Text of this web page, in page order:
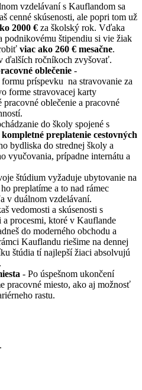
vzdelávaní s Kauflandom sa
cenné skúsenosti, ale popri tom už
2000 € za školský rok. Vďaka
podnikovému štipendiu si vie žiak
viac ako 260 € mesačne.
ďalších ročníkoch zvyšovať.
oblečenie -
príspevku na stravovanie za
forme stravovacej karty
pracovné oblečenie a pracovné
do školy spojené s
kompletné preplatenie cestovných
bydliska do strednej školy a
vyučovania, prípadne internátu a
štúdium vyžaduje ubytovanie na
preplatíme a to nad rámec
v duálnom vzdelávaní.
vedomosti a skúsenosti s
procesmi, ktoré v Kauflande
do moderného obchodu a
Kauflandu riešime na dennej
štúdia tí najlepší žiaci absolvujú
- Po úspešnom ukončení
pracovné miesto, ako aj možnosť
rastu.
.